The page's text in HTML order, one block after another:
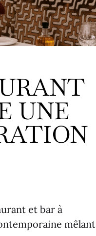
UNE
et bar à
mêlant